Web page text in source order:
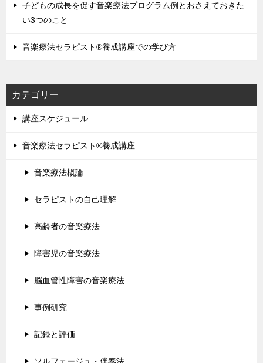
子どもの成長を促す音楽療法プログラム例とおさえておきた
い3つのこと
音楽療法セラピスト®養成講座での学び方
カテゴリー
講座スケジュール
音楽療法セラピスト®養成講座
音楽療法概論
セラピストの自己理解
高齢者の音楽療法
障害児の音楽療法
脳血管性障害の音楽療法
事例研究
記録と評価